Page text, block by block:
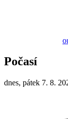
Počasí
dnes, pátek 7. 8.